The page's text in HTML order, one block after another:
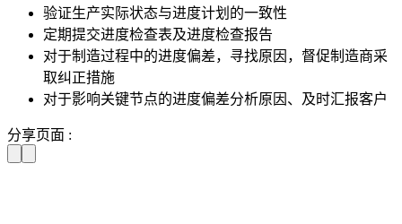
验证生产实际状态与进度计划的一致性
定期提交进度检查表及进度检查报告
对于制造过程中的进度偏差，寻找原因，督促制造商采
取纠正措施
对于影响关键节点的进度偏差分析原因、及时汇报客户
分享页面 :